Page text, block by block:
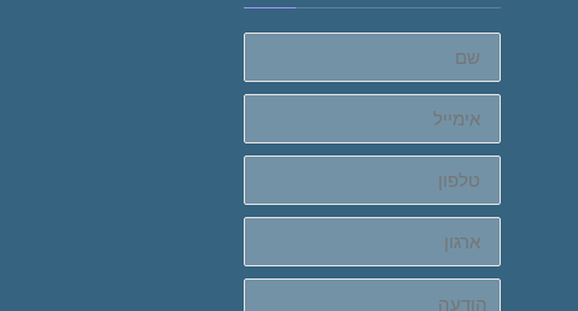
שם
אימייל
טלפון
ארגון
הודעה